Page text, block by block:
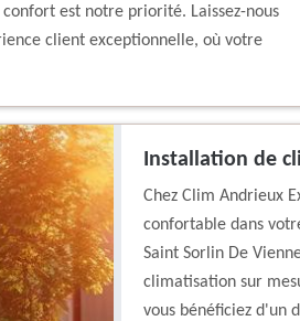
est notre priorité. Laissez-nous
client exceptionnelle, où votre
Installation de
Chez Clim Andrieux
confortable dans
Saint Sorlin De
climatisation sur
vous bénéficiez d'un